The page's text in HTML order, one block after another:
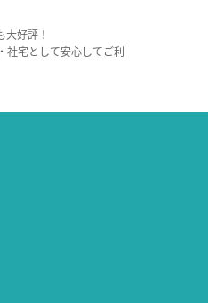
好評！
社宅として安心してご利